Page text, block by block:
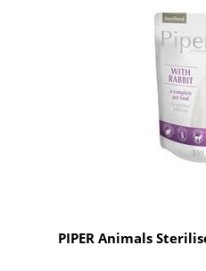
PIPER Animals